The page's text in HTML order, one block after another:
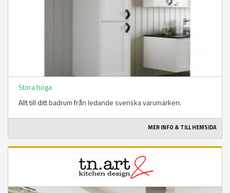
Stora höga
Allt till ditt badrum från ledande svenska varumärken.
MER INFO & TILL HEMSIDA